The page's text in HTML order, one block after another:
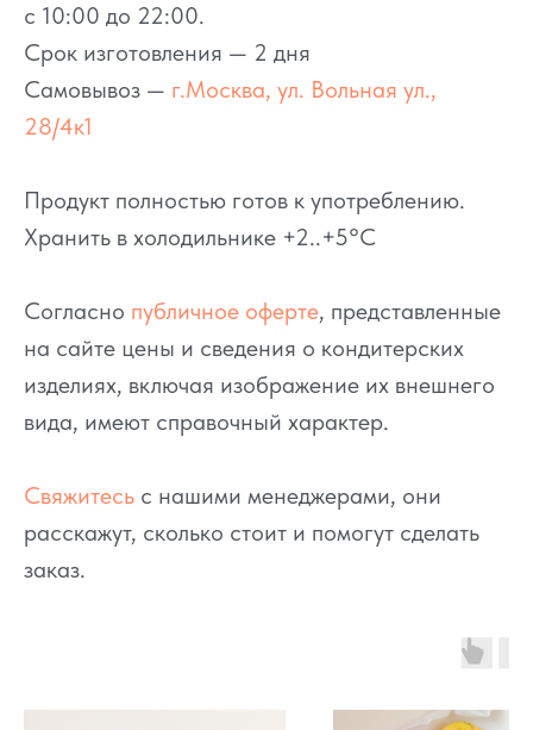
с 10:00 до 22:00.
Срок изготовления — 2 дня
Самовывоз — г.Москва, ул. Вольная ул.,
28/4к1
Продукт полностью готов к употреблению.
Хранить в холодильнике +2..+5°C
Согласно публичное оферте, представленные
на сайте цены и сведения о кондитерских
изделиях, включая изображение их внешнего
вида, имеют справочный характер.
Свяжитесь с нашими менеджерами, они
расскажут, сколько стоит и помогут сделать
заказ.